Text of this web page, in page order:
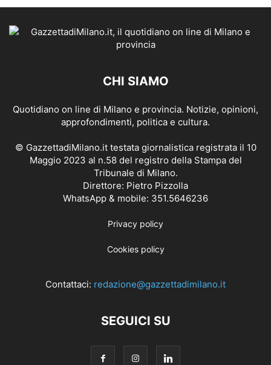
CHI SIAMO
Quotidiano on line di Milano e provincia. Notizie, opinioni,
approfondimenti, politica e cultura.
© GazzettadiMilano.it testata giornalistica registrata il 10
Maggio 2023 al n.58 del registro della Stampa del
Tribunale di Milano.
Direttore: Pietro Pizzolla
WhatsApp & mobile: 351.5646236
Privacy policy
Cookies policy
Contattaci: redazione@gazzettadimilano.it
SEGUICI SU